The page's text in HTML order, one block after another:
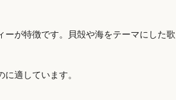
が特徴です。貝殻や海をテーマにした歌
適しています。